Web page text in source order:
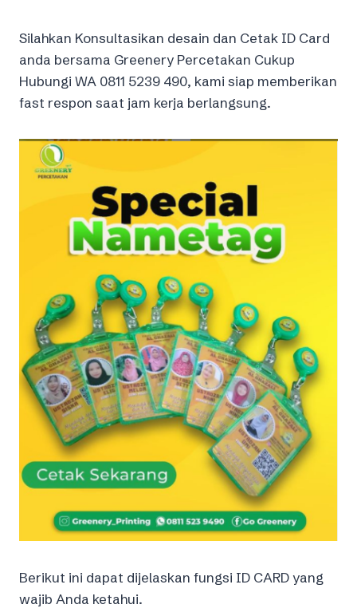
Silahkan Konsultasikan desain dan Cetak ID Card
anda bersama Greenery Percetakan Cukup
Hubungi WA 0811 5239 490, kami siap memberikan
fast respon saat jam kerja berlangsung.
Berikut ini dapat dijelaskan fungsi ID CARD yang
wajib Anda ketahui.